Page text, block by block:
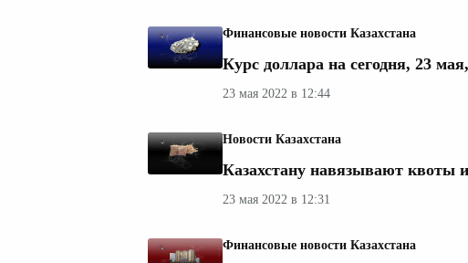
Финансовые новости Казахстана
Курс доллара на сегодня, 23
23 мая 2022 в 12:44
Новости Казахстана
Казахстану навязывают квоты
23 мая 2022 в 12:31
Финансовые новости Казахстана